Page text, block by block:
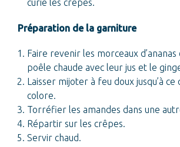
curie les crêpes.
Préparation de la garniture
Faire revenir les morceaux d’ananas
poêle chaude avec leur jus et le
Laisser mijoter à feu doux jusqu’à ce
colore.
Torréfier les amandes dans une
Répartir sur les crêpes.
Servir chaud.